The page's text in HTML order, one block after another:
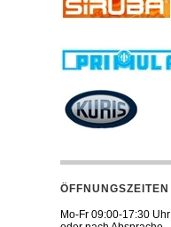
ÖFFNUNGSZEITEN
Mo-Fr 09:00-17:30 Uhr